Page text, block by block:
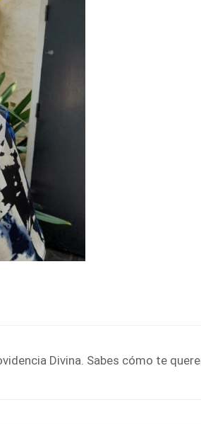
Divina. Sabes cómo te